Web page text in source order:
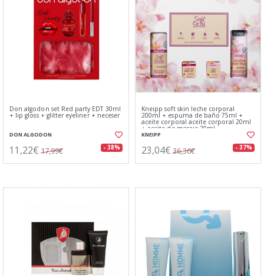
Don algodon set Red party EDT 30ml
+ lip gloss + glitter eyeliner + neceser
DON ALGODON
11,22€ 17,99€ - 38%
Kneipp soft skin leche corporal
200ml + espuma de baño 75ml +
aceite corporal aceite corporal 20ml
+ aceite de masaje 20ml
KNEIPP
23,04€ 36,36€ - 37%